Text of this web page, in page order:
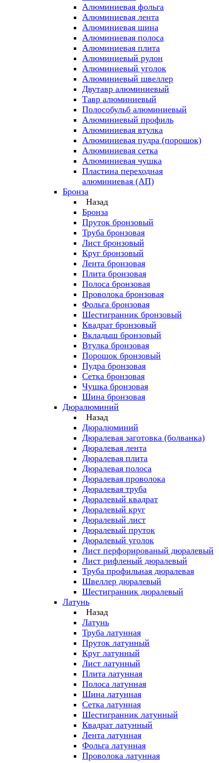
Алюминиевая фольга
Алюминиевая лента
Алюминиевая шина
Алюминиевая полоса
Алюминиевая плита
Алюминиевый рулон
Алюминиевый уголок
Алюминиевый швеллер
Двутавр алюминиевый
Тавр алюминиевый
Полособульб алюминиевый
Алюминиевый профиль
Алюминиевая втулка
Алюминиевая пудра (порошок)
Алюминиевая сетка
Алюминиевая чушка
Пластина переходная
алюминиевая (АП)
Бронза
Назад
Бронза
Пруток бронзовый
Труба бронзовая
Лист бронзовый
Круг бронзовый
Лента бронзовая
Плита бронзовая
Полоса бронзовая
Проволока бронзовая
Фольга бронзовая
Шестигранник бронзовый
Квадрат бронзовый
Вкладыш бронзовый
Втулка бронзовая
Порошок бронзовый
Пудра бронзовая
Сетка бронзовая
Чушка бронзовая
Шина бронзовая
Дюралюминий
Назад
Дюралюминий
Дюралевая заготовка (болванка)
Дюралевая лента
Дюралевая плита
Дюралевая полоса
Дюралевая проволока
Дюралевая труба
Дюралевый квадрат
Дюралевый круг
Дюралевый лист
Дюралевый пруток
Дюралевый уголок
Лист перфорированый дюралевый
Лист рифленый дюралевый
Труба профильная дюралевая
Швеллер дюралевый
Шестигранник дюралевый
Латунь
Назад
Латунь
Труба латунная
Пруток латунный
Круг латунный
Лист латунный
Плита латунная
Полоса латунная
Шина латунная
Сетка латунная
Шестигранник латунный
Квадрат латунный
Лента латунная
Фольга латунная
Проволока латунная